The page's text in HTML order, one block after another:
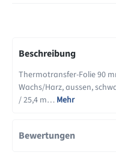
Beschreibung
Thermotransfer-Folie 90
Wachs/Harz, aussen,
/ 25,4 m… Mehr
Bewertungen